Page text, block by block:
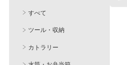
すべて
ツール・収納
カトラリー